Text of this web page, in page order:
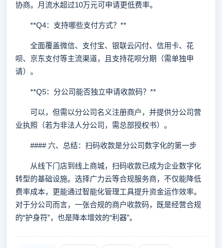
协商。月流水超过10万元可申请更低费率。
**Q4：支持哪些支付方式？**
全面覆盖微信、支付宝、银联云闪付、信用卡、花
呗、京东支付等主流渠道，且支持花呗分期（需单独申
请）。
**Q5：分公司能否独立申请收款码？**
可以，但需以分公司名义注册商户，并提供分公司营
业执照（若为非法人分公司，需总部授权书）。
#### 六、总结：扫码收款是分公司数字化的第一步
从线下门店到线上商城，扫码收款已成为企业数字化
转型的基础设施。选择广力云等合规服务商，不仅能降低
费率成本，更能通过智能化管理工具提升资金运作效率。
对于分公司而言，一张合规的商户收款码，既是经营合规
的“护身符”，也是降本增效的“利器”。